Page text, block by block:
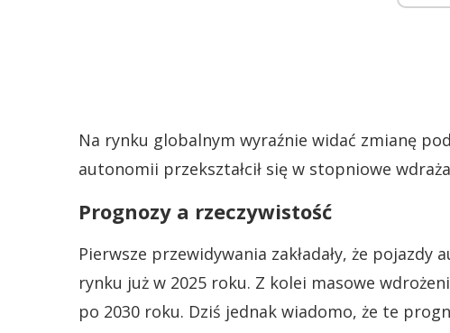
Na rynku globalnym wyraźnie widać zmianę
autonomii przekształcił się w stopniowe
Prognozy a rzeczywistość
Pierwsze przewidywania zakładały, że
rynku już w 2025 roku. Z kolei masowe
po 2030 roku. Dziś jednak wiadomo, że te